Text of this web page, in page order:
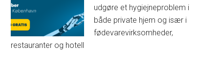
udgøre et hygiejneproblem i
både private hjem og især i
fødevarevirksomheder,
restauranter og hotell